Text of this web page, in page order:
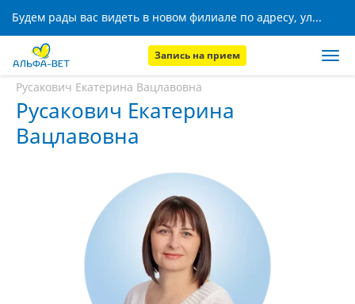
Будем рады вас видеть в новом филиале по адресу, ул. Кижеватова, 8!
Запись на прием
Главная
Наши сотрудники
Русакович Екатерина Вацлавовна
Русакович Екатерина
Вацлавовна